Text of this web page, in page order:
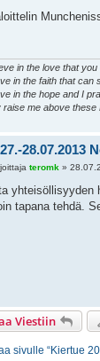
in the love that
in the faith that can
in the hope and I
raise me above these
28.07.2013
teromk»
yhteisöllisyyden
tapana tehdä.
Viestiin
sivulle “Kiertue